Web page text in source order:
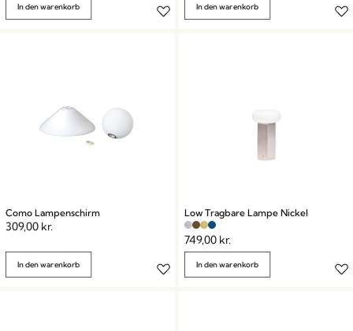
In den warenkorb In den warenkorb
Como Lampenschirm
309,00 kr.
In den warenkorb
Low Tragbare Lampe Nickel
749,00 kr.
In den warenkorb